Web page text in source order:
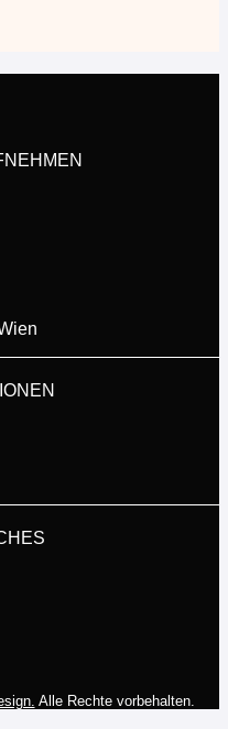
Alle Rechte vorbehalten.